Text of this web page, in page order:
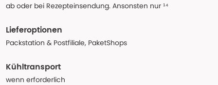
ab oder bei Rezepteinsendung. Ansonsten nur ¹⁴
Lieferoptionen
Packstation & Postfiliale, PaketShops
Kühltransport
wenn erforderlich